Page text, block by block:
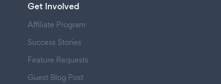
Get Involved
Affiliate Program
Success Stories
Feature Requests
Guest Blog Post